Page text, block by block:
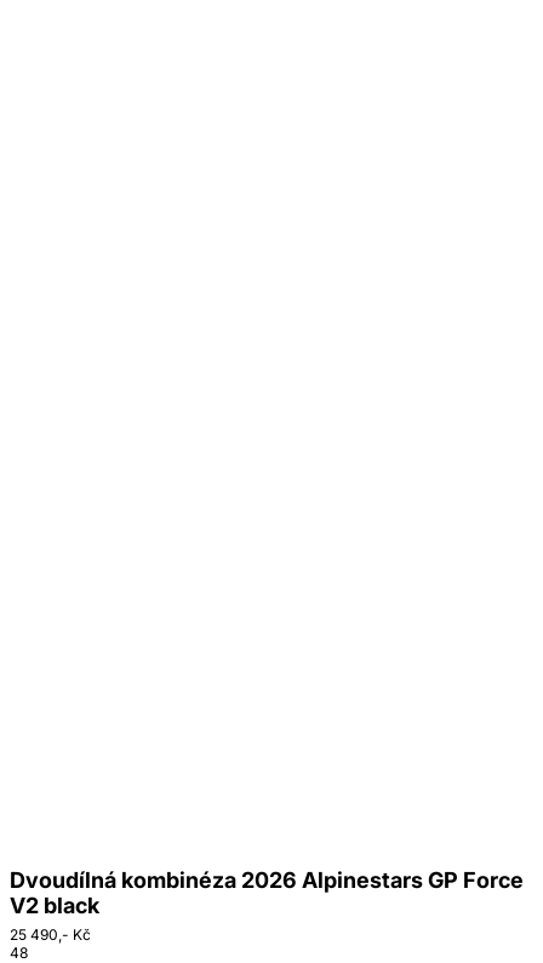
Dvoudílná kombinéza 2026 Alpinestars GP Force
V2 black
25 490,- Kč
48